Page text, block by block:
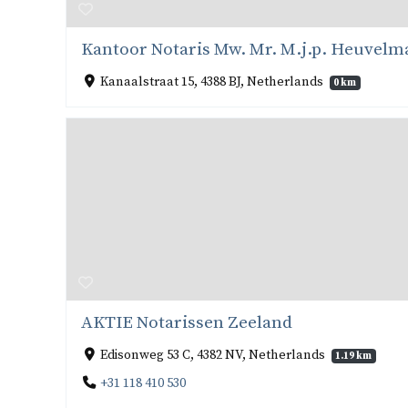
Kantoor Notaris Mw. Mr. M.j.p.
Kanaalstraat 15, 4388 BJ, Netherlands 0 km
AKTIE Notarissen Zeeland
Edisonweg 53 C, 4382 NV, Netherlands 1.19 km
+31 118 410 530